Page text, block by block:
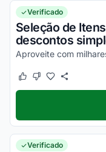
Verificado
Seleção de
descontos
Este cupom funcionou
Este cupom não
Verificado